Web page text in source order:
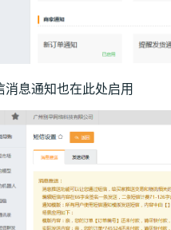
消息通知也在此处启用